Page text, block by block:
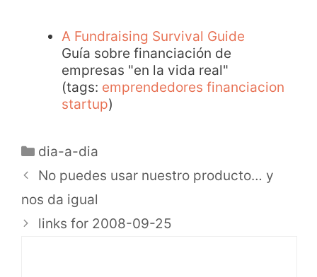
A Fundraising Survival Guide
Guía sobre financiación de
empresas "en la vida real"
(tags: emprendedores financiacion
startup)
dia-a-dia
No puedes usar nuestro producto… y
nos da igual
links for 2008-09-25